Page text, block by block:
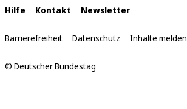
Interne
Links
Hilfe Kontakt Newsletter
Barrierefreiheit Datenschutz Inhalte melden
© Deutscher Bundestag